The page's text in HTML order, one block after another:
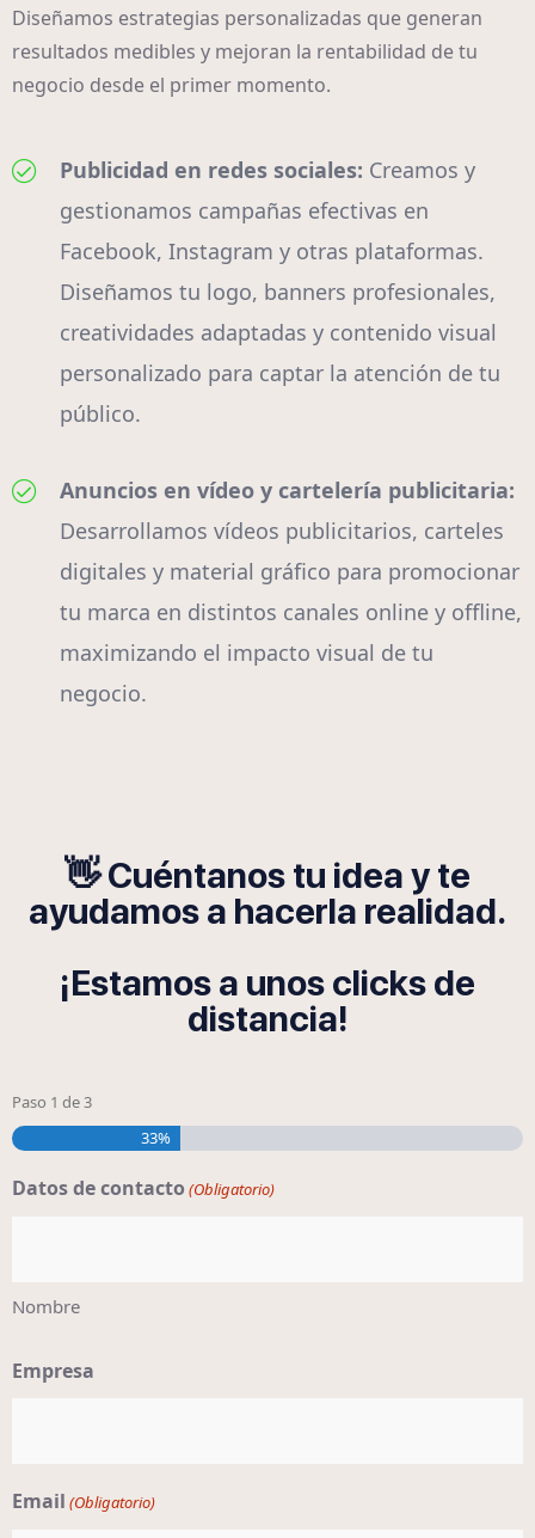
Diseñamos estrategias personalizadas que generan
resultados medibles y mejoran la rentabilidad de tu
negocio desde el primer momento.
Publicidad en redes sociales: Creamos y
gestionamos campañas efectivas en
Facebook, Instagram y otras plataformas.
Diseñamos tu logo, banners profesionales,
creatividades adaptadas y contenido visual
personalizado para captar la atención de tu
público.
Anuncios en vídeo y cartelería publicitaria:
Desarrollamos vídeos publicitarios, carteles
digitales y material gráfico para promocionar
tu marca en distintos canales online y offline,
maximizando el impacto visual de tu
negocio.
👋 Cuéntanos tu idea y te
ayudamos a hacerla realidad.
¡Estamos a unos clicks de
distancia!
Paso 1 de3
33%
Datos de contacto (Obligatorio)
Nombre
Empresa
Email (Obligatorio)